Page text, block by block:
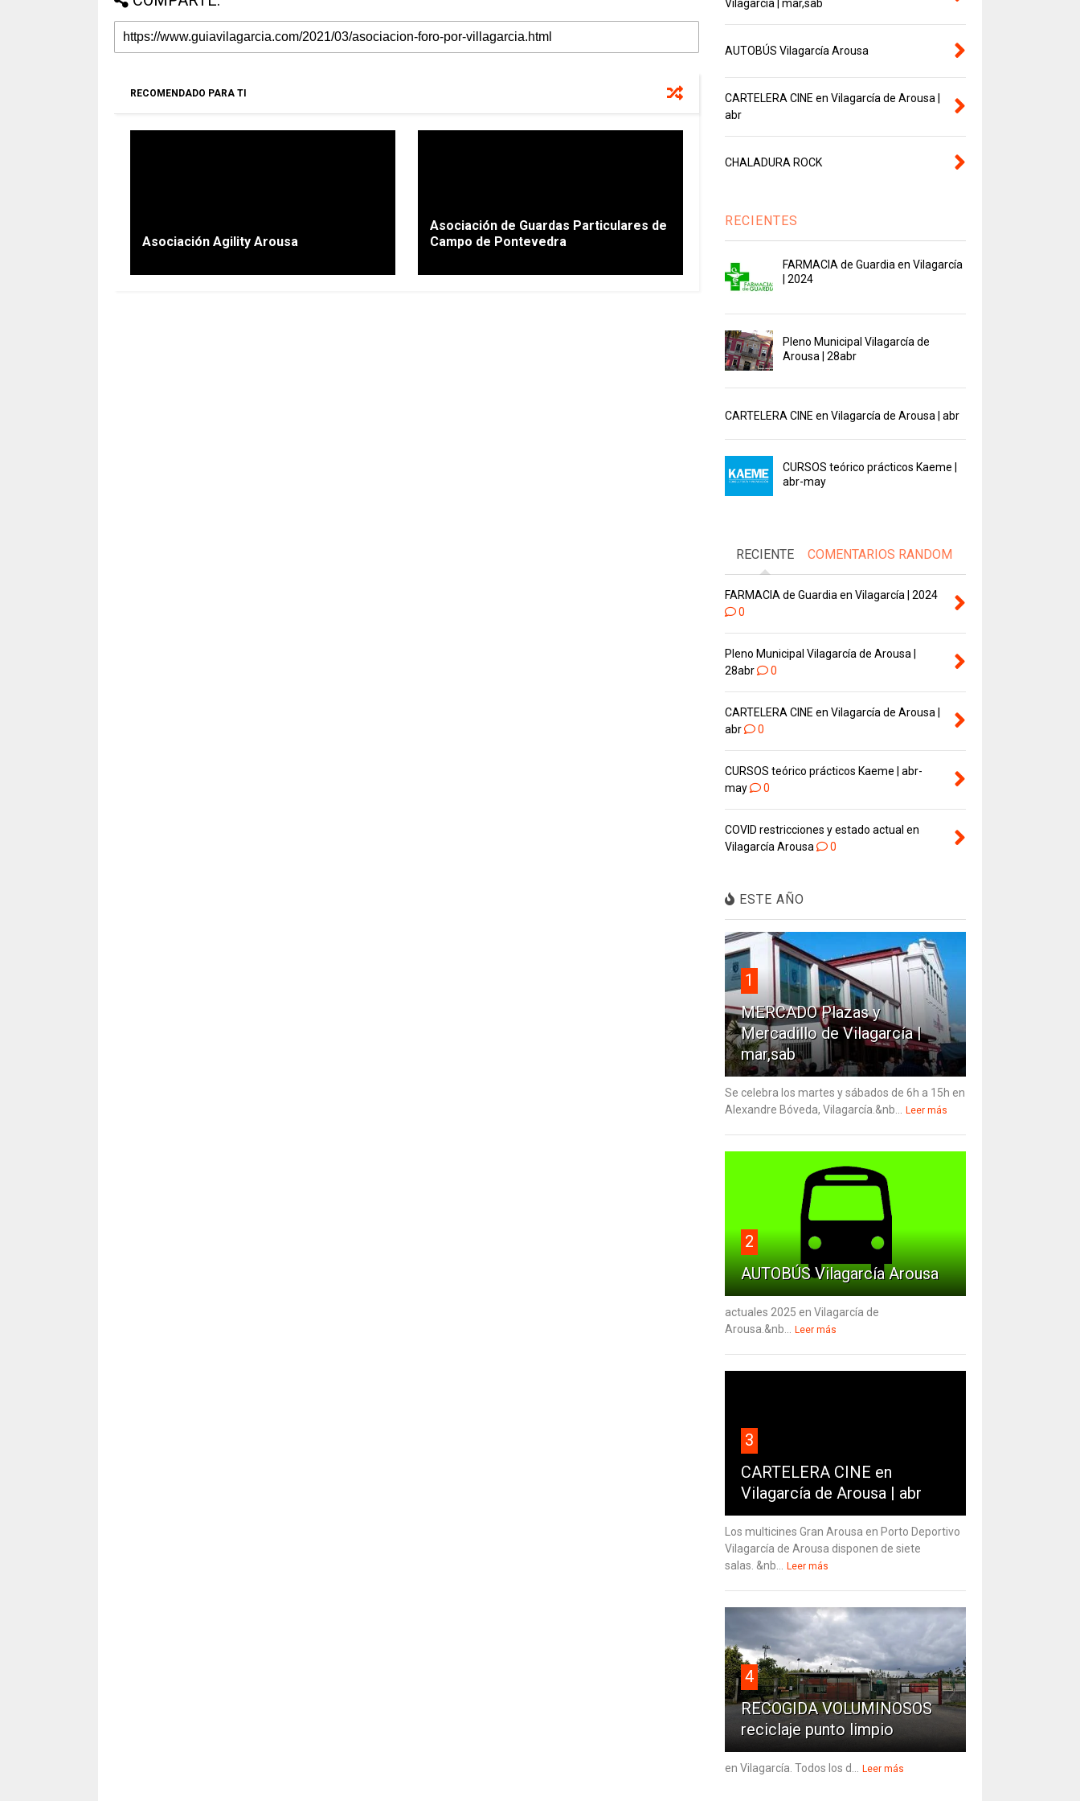
RECOMENDADO PARA TI
Asociación Agility Arousa
Asociación de Guardas Particulares de
Campo de Pontevedra
Vilagarcía | mar,sab
AUTOBÚS Vilagarcía Arousa
CARTELERA CINE en Vilagarcía de Arousa |
abr
CHALADURA ROCK
RECIENTES
FARMACIA de Guardia en Vilagarcía
| 2024
Pleno Municipal Vilagarcía de
Arousa | 28abr
CARTELERA CINE en Vilagarcía de Arousa | abr
CURSOS teórico prácticos Kaeme |
abr-may
RECIENTE COMENTARIOS RANDOM
FARMACIA de Guardia en Vilagarcía | 2024
0
Pleno Municipal Vilagarcía de Arousa |
28abr
0
CARTELERA CINE en Vilagarcía de Arousa |
abr
0
CURSOS teórico prácticos Kaeme | abr-
may
0
COVID restricciones y estado actual en
Vilagarcía Arousa
0
ESTE AÑO
1
MERCADO Plazas y
Mercadillo de Vilagarcía |
mar,sab
Se celebra los martes y sábados de 6h a 15h en
Alexandre Bóveda, Vilagarcía.&nb...
Leer más
2
AUTOBÚS Vilagarcía Arousa
actuales 2025 en Vilagarcía de
Arousa.&nb...
Leer más
3
CARTELERA CINE en
Vilagarcía de Arousa | abr
Los multicines Gran Arousa en Porto Deportivo
Vilagarcía de Arousa disponen de siete
salas. &nb...
Leer más
4
RECOGIDA VOLUMINOSOS
reciclaje punto limpio
en Vilagarcía. Todos los d... Leer más